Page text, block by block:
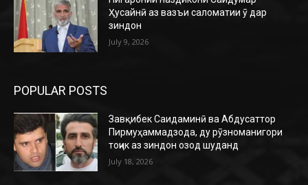
Ҳусайнӣ аз вазъи саломатии ӯ дар
зиндон
July 9, 2026
POPULAR POSTS
Завқибек Саидаминӣ ва Абдусаттор
Пирмуҳаммадзода, ду рӯзноманигори
тоҷик аз зиндон озод шуданд
July 18, 2026